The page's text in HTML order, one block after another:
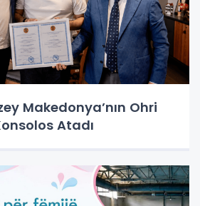
Makedonya’nın Ohri
Atadı